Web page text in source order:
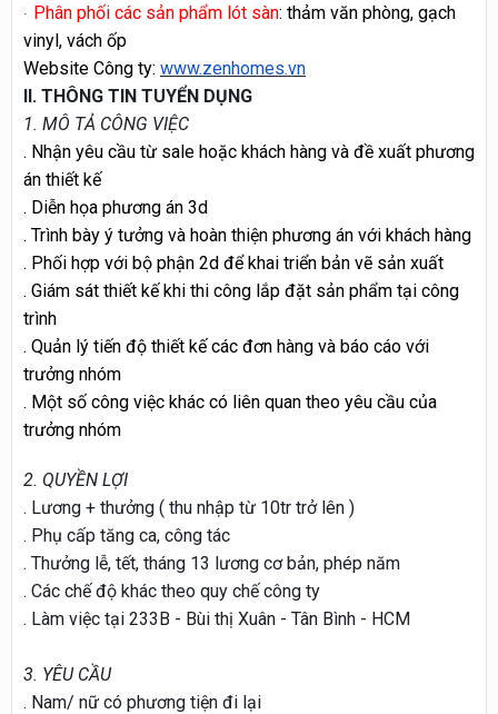
· Phân phối các sản phẩm lót sàn: thảm văn phòng, gạch
vinyl, vách ốp
Website Công ty: www.zenhomes.vn
II. THÔNG TIN TUYỂN DỤNG
1. MÔ TẢ CÔNG VIỆC
. Nhận yêu cầu từ sale hoặc khách hàng và đề xuất phương
án thiết kế
. Diễn họa phương án 3d
. Trình bày ý tưởng và hoàn thiện phương án với khách hàng
. Phối hợp với bộ phận 2d để khai triển bản vẽ sản xuất
. Giám sát thiết kế khi thi công lắp đặt sản phẩm tại công
trình
. Quản lý tiến độ thiết kế các đơn hàng và báo cáo với
trưởng nhóm
. Một số công việc khác có liên quan theo yêu cầu của
trưởng nhóm
2. QUYỀN LỢI
. Lương + thưởng ( thu nhập từ 10tr trở lên )
. Phụ cấp tăng ca, công tác
. Thưởng lễ, tết, tháng 13 lương cơ bản, phép năm
. Các chế độ khác theo quy chế công ty
. Làm việc tại 233B - Bùi thị Xuân - Tân Bình - HCM
3. YÊU CẦU
. Nam/ nữ có phương tiện đi lại